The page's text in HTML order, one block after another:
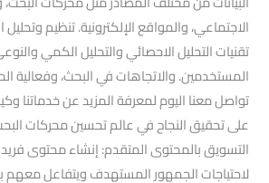
الاجتماعي، والمواقع الإلكترونية. تنظيم وتحليل
تقنيات التحليل الاحصائي والتحليل الكمي
المستخدمين. والاتجاهات في البحث، وفعالية
تواصل معنا اليوم لمعرفة المزيد عن خدماتنا
على تحقيق النجاح في عالم تحسين محركات
التسويق بالمحتوى المتقدم: إنشاء محتوى
لاحتياجات الجمهور المستهدف ويتفاعل